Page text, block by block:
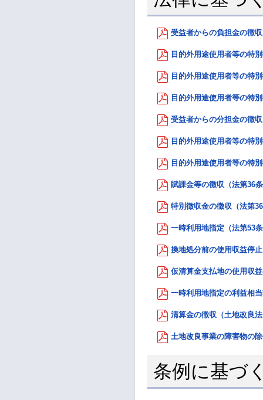
受益者からの負担金の徴
目的外用途使用者等の特
目的外用途使用者等の特
目的外用途使用者等の特
受益者からの分担金の徴
目的外用途使用者等の特
目的外用途使用者等の特
賦課金等の徴収（法第36
特別徴収金の徴収（法第
一時利用地指定（法第53
換地処分前の使用収益停
仮清算金支払地の使用収
一時利用地指定の利益相
清算金の徴収（土地改良
土地改良事業の障害物の
条例に基づ